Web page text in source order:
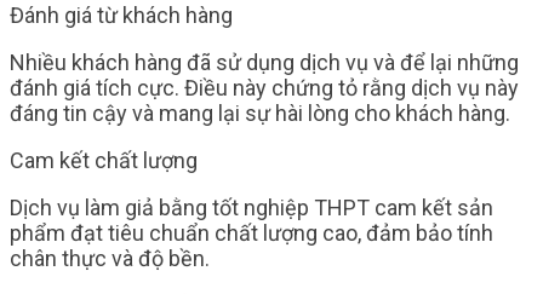
Đánh giá từ khách hàng
Nhiều khách hàng đã sử dụng dịch vụ và để lại những
đánh giá tích cực. Điều này chứng tỏ rằng dịch vụ này
đáng tin cậy và mang lại sự hài lòng cho khách hàng.
Cam kết chất lượng
Dịch vụ làm giả bằng tốt nghiệp THPT cam kết sản
phẩm đạt tiêu chuẩn chất lượng cao, đảm bảo tính
chân thực và độ bền.